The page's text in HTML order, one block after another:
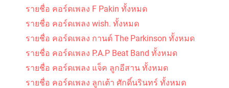
รายชื่อ คอร์ดเพลง F Pakin ทั้งหมด
รายชื่อ คอร์ดเพลง wish. ทั้งหมด
รายชื่อ คอร์ดเพลง กานต์ The Parkinson ทั้งหมด
รายชื่อ คอร์ดเพลง P.A.P Beat Band ทั้งหมด
รายชื่อ คอร์ดเพลง แจ็ค ลูกอีสาน ทั้งหมด
รายชื่อ คอร์ดเพลง ลูกเต้า ศักดิ์นรินทร์ ทั้งหมด